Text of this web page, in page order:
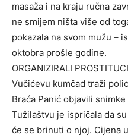
masaža i na kraju ručna
ne smijem ništa više od
pokazala na svom mužu –
oktobra prošle godine.
ORGANIZIRALI
Vučićevu kumčad traži
Braća Panić objavili
Tužilaštvu je ispričala da
će se brinuti o njoj. Cijena